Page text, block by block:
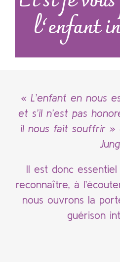
l’enfant
« L’enfant en nous
et s’il n’est pas
il nous fait souffrir »
Il est donc essentiel
reconnaître, à
nous ouvrons la
guérison